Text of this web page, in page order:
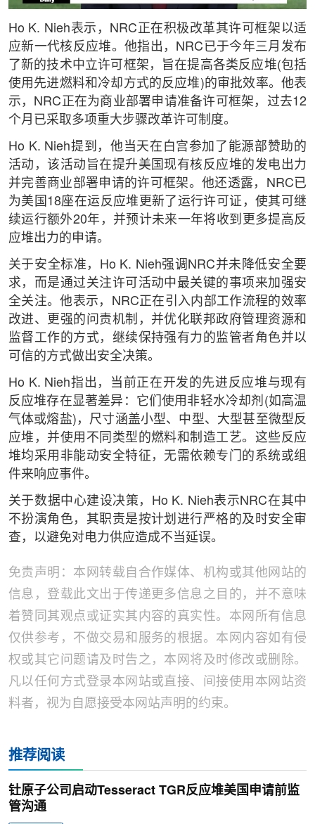
Ho K. Nieh表示，NRC正在积极改革其许可框架以适
应新一代核反应堆。他指出，NRC已于今年三月发布
了新的技术中立许可框架，旨在提高各类反应堆(包括
使用先进燃料和冷却方式的反应堆)的审批效率。他表
示，NRC正在为商业部署申请准备许可框架，过去12
个月已采取多项重大步骤改革许可制度。
Ho K. Nieh提到，他当天在白宫参加了能源部赞助的
活动，该活动旨在提升美国现有核反应堆的发电出力
并完善商业部署申请的许可框架。他还透露，NRC已
为美国18座在运反应堆更新了运行许可证，使其可继
续运行额外20年，并预计未来一年将收到更多提高反
应堆出力的申请。
关于安全标准，Ho K. Nieh强调NRC并未降低安全要
求，而是通过关注许可活动中最关键的事项来加强安
全关注。他表示，NRC正在引入内部工作流程的效率
改进、更强的问责机制，并优化联邦政府管理资源和
监督工作的方式，继续保持强有力的监管者角色并以
可信的方式做出安全决策。
Ho K. Nieh指出，当前正在开发的先进反应堆与现有
反应堆存在显著差异：它们使用非轻水冷却剂(如高温
气体或熔盐)，尺寸涵盖小型、中型、大型甚至微型反
应堆，并使用不同类型的燃料和制造工艺。这些反应
堆均采用非能动安全特征，无需依赖专门的系统或组
件来响应事件。
关于数据中心建设决策，Ho K. Nieh表示NRC在其中
不扮演角色，其职责是按计划进行严格的及时安全审
查，以避免对电力供应造成不当延误。
免责声明：本网转载自合作媒体、机构或其他网站的
信息，登载此文出于传递更多信息之目的，并不意味
着赞同其观点或证实其内容的真实性。本网所有信息
仅供参考，不做交易和服务的根据。本网内容如有侵
权或其它问题请及时告之，本网将及时修改或删除。
凡以任何方式登录本网站或直接、间接使用本网站资
料者，视为自愿接受本网站声明的约束。
推荐阅读
钍原子公司启动Tesseract TGR反应堆美国申请前监
管沟通